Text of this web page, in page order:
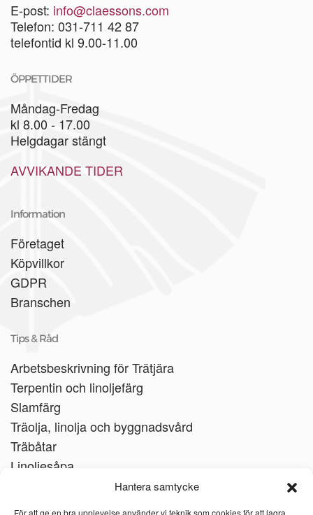
Hantera samtycke
För att ge en bra upplevelse använder vi teknik som cookies för att lagra
E-post: info@claessons.com
Telefon: 031-711 42 87
telefontid kl 9.00-11.00
ÖPPETTIDER
Måndag-Fredag
kl 8.00 - 17.00
Helgdagar stängt
AVVIKANDE TIDER
Information
Företaget
Köpvillkor
GDPR
Branschen
Tips & Råd
Arbetsbeskrivning för Trätjära
Terpentin och linoljefärg
Slamfärg
Träolja, linolja och byggnadsvård
Träbåtar
Linoljesåpa